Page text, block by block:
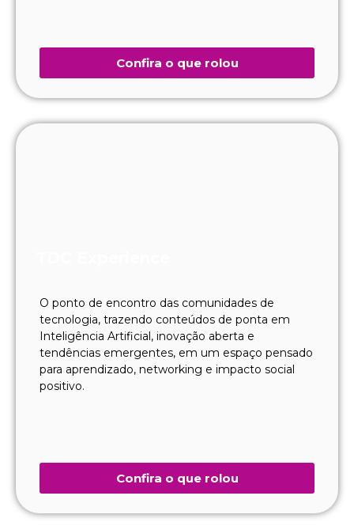
Confira o que rolou
O ponto de encontro das comunidades de
tecnologia, trazendo conteúdos de ponta em
Inteligência Artificial, inovação aberta e
tendências emergentes, em um espaço pensado
para aprendizado, networking e impacto social
positivo.
Confira o que rolou